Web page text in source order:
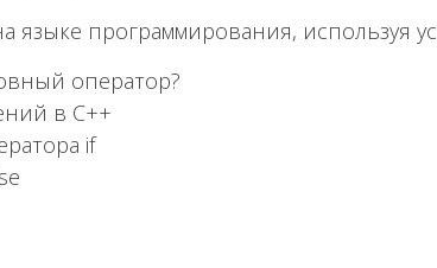
языке программирования, используя
оператор?
в C++
if